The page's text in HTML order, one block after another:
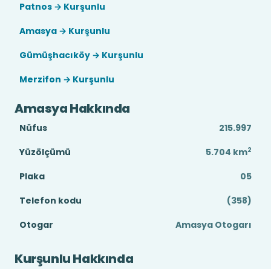
Patnos → Kurşunlu
Amasya → Kurşunlu
Gümüşhacıköy → Kurşunlu
Merzifon → Kurşunlu
Amasya Hakkında
Nüfus
215.997
Yüzölçümü
5.704 km2
Plaka
05
Telefon kodu
(358)
Otogar
Amasya Otogarı
Kurşunlu Hakkında